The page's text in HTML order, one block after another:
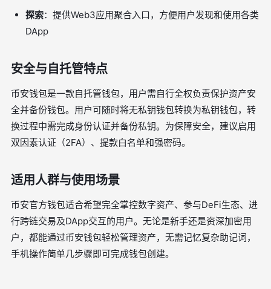
探索：提供Web3应用聚合入口，方便用户发现和使用各类
DApp
安全与自托管特点
币安钱包是一款自托管钱包，用户需自行全权负责保护资产安
全并备份钱包。用户可随时将无私钥钱包转换为私钥钱包，转
换过程中需完成身份认证并备份私钥。为保障安全，建议启用
双因素认证（2FA）、提款白名单和强密码。
适用人群与使用场景
币安官方钱包适合希望完全掌控数字资产、参与DeFi生态、进
行跨链交易及DApp交互的用户。无论是新手还是资深加密用
户，都能通过币安钱包轻松管理资产，无需记忆复杂助记词，
手机操作简单几步骤即可完成钱包创建。